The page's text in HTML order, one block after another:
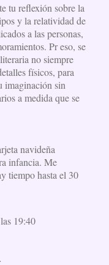
tu reflexión sobre la
y la relatividad de
a las personas,
Pr eso, se
no siempre
físicos, para
imaginación sin
a medida que se
navideña
infancia. Me
tiempo hasta el 30
19:40